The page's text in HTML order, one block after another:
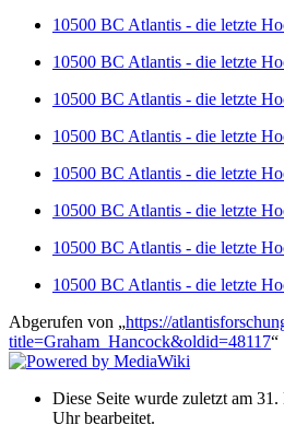
10500 BC Atlantis - die letzte
10500 BC Atlantis - die letzte
10500 BC Atlantis - die letzte
10500 BC Atlantis - die letzte
10500 BC Atlantis - die letzte
10500 BC Atlantis - die letzte
10500 BC Atlantis - die letzte
10500 BC Atlantis - die letzte
Abgerufen von „https://
title=Graham_Hancock&oldid=48117“
Diese Seite wurde zuletzt am
Uhr bearbeitet.